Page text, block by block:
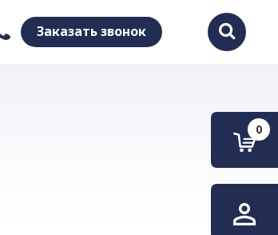
Заказать звонок
0